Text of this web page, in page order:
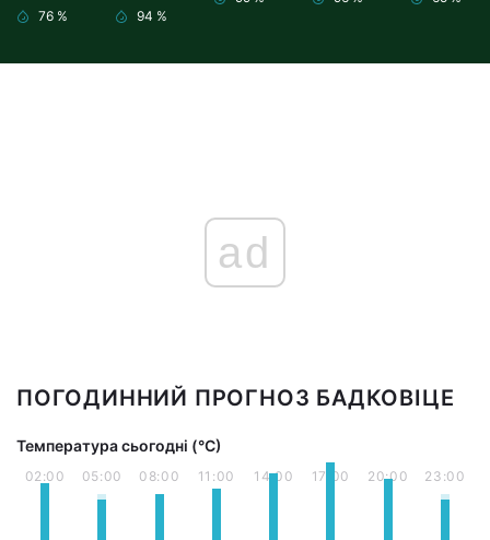
76 %
94 %
ad
ПОГОДИННИЙ ПРОГНОЗ БАДКОВІЦЕ
Температура сьогодні (°С)
02:00 05:00 08:00 11:00 14:00 17:00 20:00 23:00